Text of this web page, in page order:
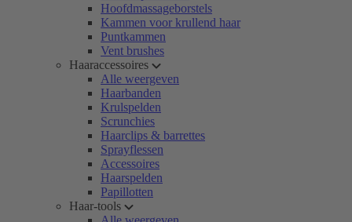
Hoofdmassageborstels
Kammen voor krullend haar
Puntkammen
Vent brushes
Haaraccessoires
Alle weergeven
Haarbanden
Krulspelden
Scrunchies
Haarclips & barrettes
Sprayflessen
Accessoires
Haarspelden
Papillotten
Haar-tools